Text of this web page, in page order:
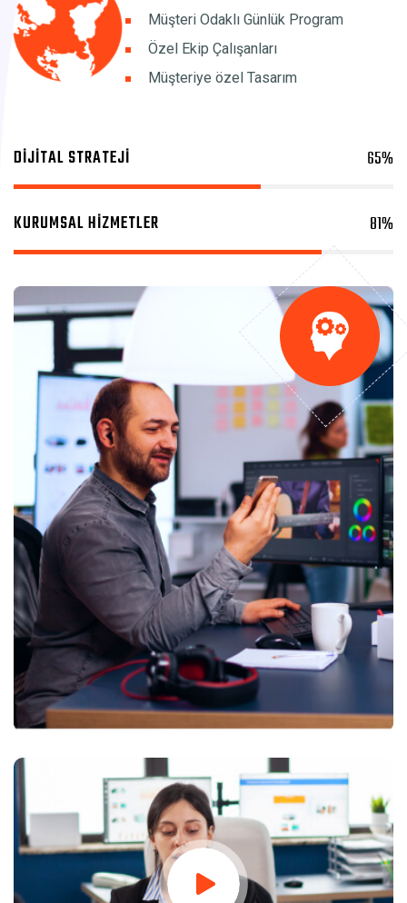
Müşteri Odaklı Günlük Program
Özel Ekip Çalışanları
Müşteriye özel Tasarım
DİJİTAL STRATEJİ 65%
KURUMSAL HİZMETLER 81%